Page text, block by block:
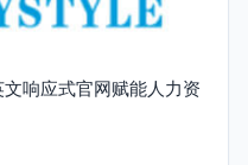
响应式官网赋能人力资